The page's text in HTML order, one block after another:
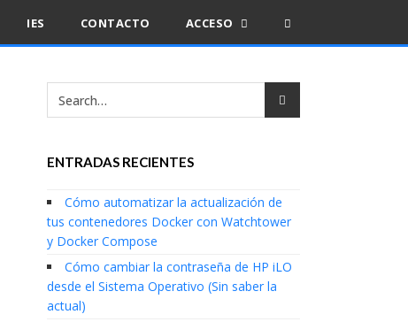
IES CONTACTO ACCESO
ENTRADAS RECIENTES
Cómo automatizar la actualización de
tus contenedores Docker con Watchtower
y Docker Compose
Cómo cambiar la contraseña de HP iLO
desde el Sistema Operativo (Sin saber la
actual)